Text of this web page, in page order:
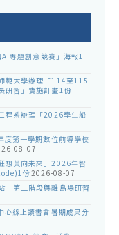
專題創意競賽」海報1
範大學辦理「114至115
研習」實施計畫1份
程系辦理「2026學生船
度第一學期數位前導學校
08-07
想巢向未來」2026年智
份2026-08-07
」第二階段與離島場研習
心線上讀書會暑期成果分